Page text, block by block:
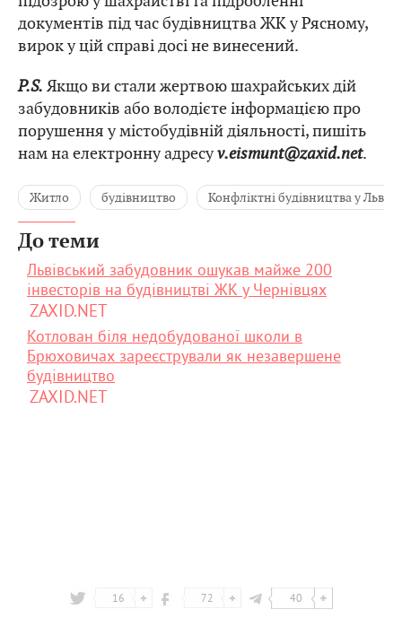
документів під час будівництва ЖК у Рясному,
вирок у цій справі досі не винесений.
P.S. Якщо ви стали жертвою шахрайських дій
забудовників або володієте інформацією про
порушення у містобудівній діяльності, пишіть
нам на електронну адресуv.eismunt@zaxid.net.
Житло будівництво Конфліктні будівництва у Львові
До теми
Львівський забудовник ошукав майже 200
інвесторів на будівництві ЖК у Чернівцях
ZAXID.NET
Котлован біля недобудованої школи в
Брюховичах зареєстрували як незавершене
будівництво
ZAXID.NET
16 72 40